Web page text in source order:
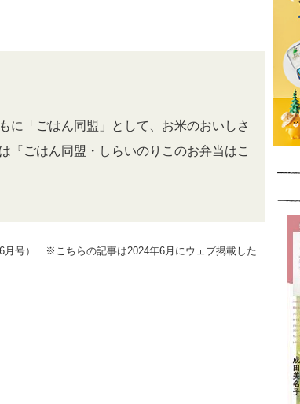
に「ごはん同盟」として、お米のおいしさ
『ごはん同盟・しらいのりこのお弁当はこ
号） ※こちらの記事は2024年6月にウェブ掲載した